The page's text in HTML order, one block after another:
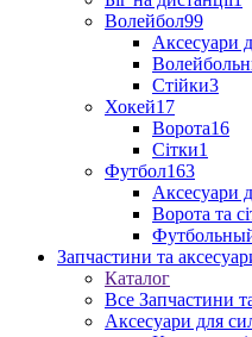
Волейбол99
Аксесуари
Стійки3
Хокей17
Ворота16
Сітки1
Футбол163
Аксесуари
Ворота та
Запчастини та
Каталог
Все Запчастини
Аксесуари для